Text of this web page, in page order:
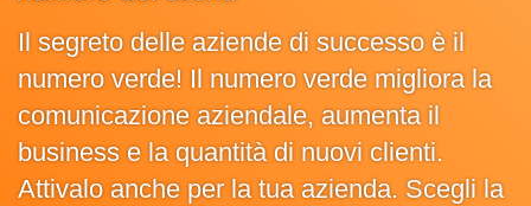
Il segreto delle aziende di successo è il
numero verde! Il numero verde migliora la
comunicazione aziendale, aumenta il
business e la quantità di nuovi clienti.
Attivalo anche per la tua azienda. Scegli la